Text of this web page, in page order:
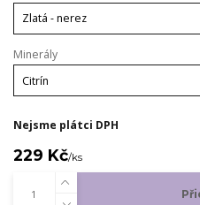
Minerály
Nejsme plátci DPH
229 Kč/ks